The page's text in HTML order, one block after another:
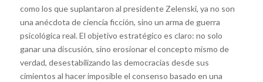
como los que suplantaron al presidente Zelenski, ya no son
una anécdota de ciencia ficción, sino un arma de guerra
psicológica real. El objetivo estratégico es claro: no solo
ganar una discusión, sino erosionar el concepto mismo de
verdad, desestabilizando las democracias desde sus
cimientos al hacer imposible el consenso basado en una